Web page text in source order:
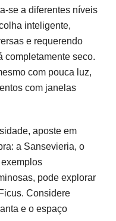
se a diferentes níveis
inteligente,
e requerendo
completamente seco.
com pouca luz,
com janelas
aposte em
a Sansevieria, o
pode explorar
Considere
e o espaço